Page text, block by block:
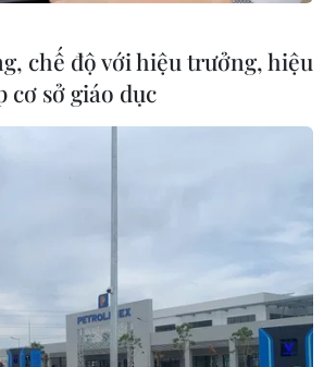
Nhà hát Lớn Hà Nội.
hát Lớn không chỉ dành riêng
nghệ thuật hàn lâm (như giao
này, Bộ Văn hóa, Thể thao và
đưa Nhà hát Lớn Hà Nội trở
hoạt văn hóa tiêu biểu để
chế độ với hiệu trưởng, hiệu
cơ sở giáo dục